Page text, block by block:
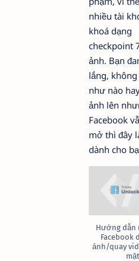
nhiều tài
khoá dạng
checkpoint
ảnh. Bạn
lắng,
như nào
ảnh lên
Facebook
mở thì đây
dành cho
Hướng dẫn
Facebook
ảnh/quay
mặt